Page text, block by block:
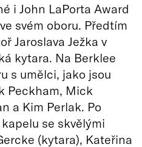
i John LaPorta Award
svém oboru. Předtím
Jaroslava Ježka v
kytara. Na Berklee
s umělci, jako jsou
Peckham, Mick
a Kim Perlak. Po
se skvělými
(kytara), Kateřina